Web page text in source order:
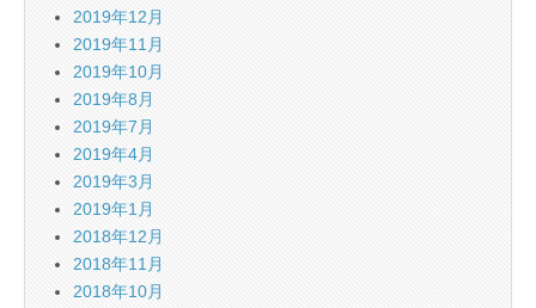
2019年12月
2019年11月
2019年10月
2019年8月
2019年7月
2019年4月
2019年3月
2019年1月
2018年12月
2018年11月
2018年10月